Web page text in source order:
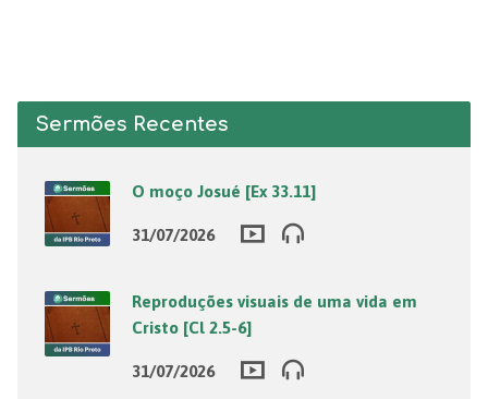
Sermões Recentes
O moço Josué [Ex 33.11]
31/07/2026
Reproduções visuais de uma vida em
Cristo [Cl 2.5-6]
31/07/2026